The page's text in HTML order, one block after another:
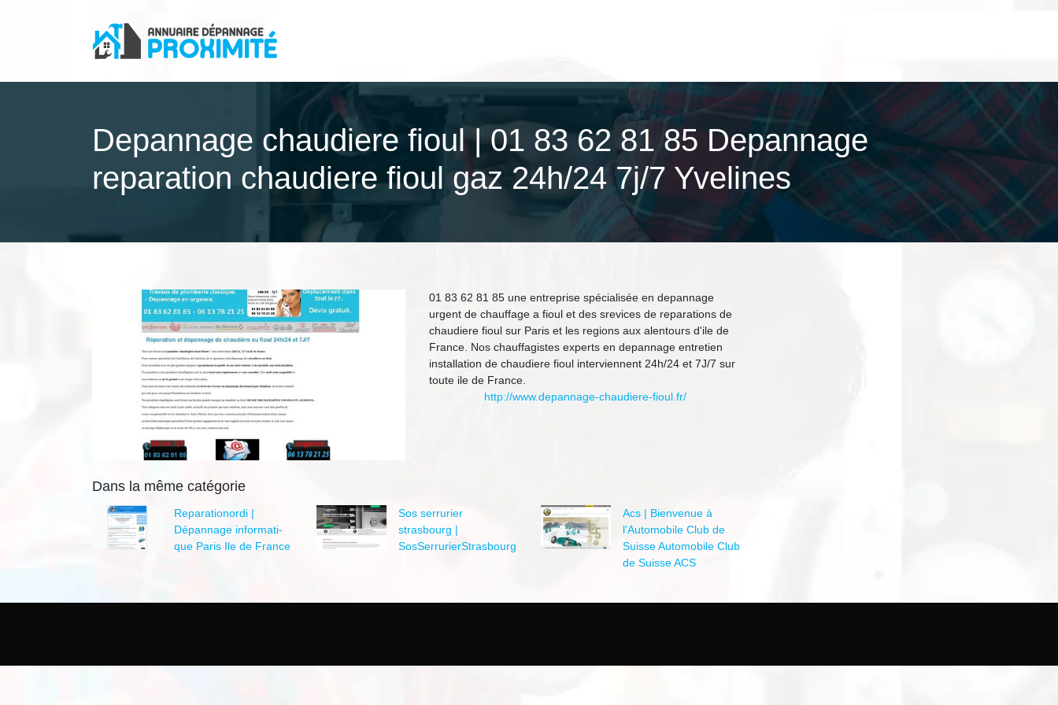
Depannage chaudiere fioul | 01 83 62 81 85 Depannage
reparation chaudiere fioul gaz 24h/24 7j/7 Yvelines
01 83 62 81 85 une entreprise spécialisée en depannage
urgent de chauffage a fioul et des srevices de reparations de
chaudiere fioul sur Paris et les regions aux alentours d'ile de
France. Nos chauffagistes experts en depannage entretien
installation de chaudiere fioul interviennent 24h/24 et 7J/7 sur
toute ile de France.
http://www.depannage-chaudiere-fioul.fr/
Dans la même catégorie
Reparatio­nor­di |
Dépannage infor­mati­
que Paris Ile de France
Sos serrurier
strasbourg |
SosSerrurierStrasbourg
Acs | Bienvenue à
l’Automobile Club de
Suisse Automobile Club
de Suisse ACS